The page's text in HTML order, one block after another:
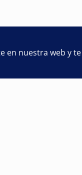
en nuestra web y